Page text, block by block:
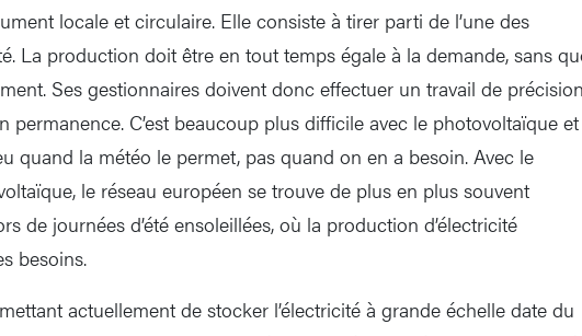
locale et circulaire. Elle consiste à tirer parti de l’une des
La production doit être en tout temps égale à la demande, sans
Ses gestionnaires doivent donc effectuer un travail de précision
permanence. C’est beaucoup plus difficile avec le photovoltaïque et
quand la météo le permet, pas quand on en a besoin. Avec le
le réseau européen se trouve de plus en plus souvent
de journées d’été ensoleillées, où la production d’électricité
besoins.
actuellement de stocker l’électricité à grande échelle date du